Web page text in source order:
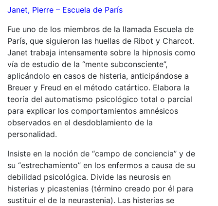
Janet, Pierre – Escuela de París
Fue uno de los miembros de la llamada Escuela de
París, que siguieron las huellas de Ribot y Charcot.
Janet trabaja intensamente sobre la hipnosis como
vía de estudio de la “mente subconsciente”,
aplicándolo en casos de histeria, anticipándose a
Breuer y Freud en el método catártico. Elabora la
teoría del automatismo psicológico total o parcial
para explicar los comportamientos amnésicos
observados en el desdoblamiento de la
personalidad.
Insiste en la noción de “campo de conciencia” y de
su “estrechamiento” en los enfermos a causa de su
debilidad psicológica. Divide las neurosis en
histerias y picastenias (término creado por él para
sustituir el de la neurastenia). Las histerias se